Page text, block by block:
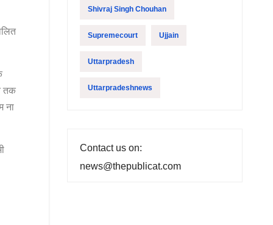
तक
ना
Shivraj Singh Chouhan
Supremecourt Ujjain
Uttarpradesh
Uttarpradeshnews
Contact us on:
news@thepublicat.com